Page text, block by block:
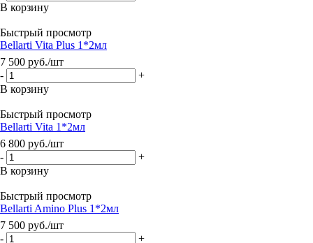
В корзину
Быстрый просмотр
Bellarti Vita Plus 1*2мл
7 500 руб./шт
-
+
В корзину
Быстрый просмотр
Bellarti Vita 1*2мл
6 800 руб./шт
-
+
В корзину
Быстрый просмотр
Bellarti Amino Plus 1*2мл
7 500 руб./шт
-
+